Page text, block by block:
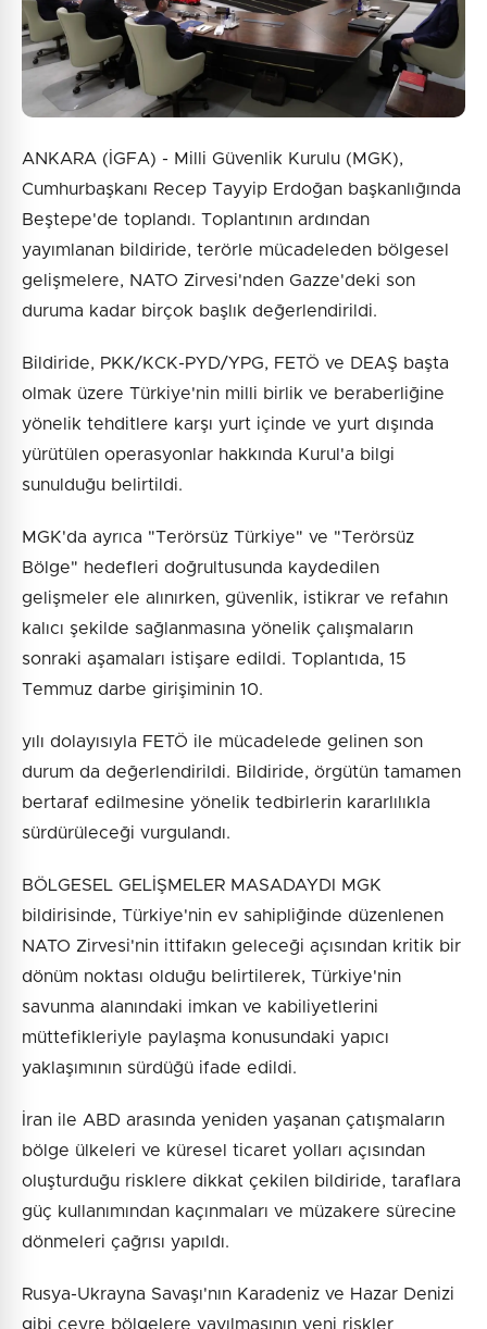
ANKARA (İGFA) - Milli Güvenlik Kurulu (MGK),
Cumhurbaşkanı Recep Tayyip Erdoğan başkanlığında
Beştepe'de toplandı. Toplantının ardından
yayımlanan bildiride, terörle mücadeleden bölgesel
gelişmelere, NATO Zirvesi'nden Gazze'deki son
duruma kadar birçok başlık değerlendirildi.
Bildiride, PKK/KCK-PYD/YPG, FETÖ ve DEAŞ başta
olmak üzere Türkiye'nin milli birlik ve beraberliğine
yönelik tehditlere karşı yurt içinde ve yurt dışında
yürütülen operasyonlar hakkında Kurul'a bilgi
sunulduğu belirtildi.
MGK'da ayrıca "Terörsüz Türkiye" ve "Terörsüz
Bölge" hedefleri doğrultusunda kaydedilen
gelişmeler ele alınırken, güvenlik, istikrar ve refahın
kalıcı şekilde sağlanmasına yönelik çalışmaların
sonraki aşamaları istişare edildi. Toplantıda, 15
Temmuz darbe girişiminin 10.
yılı dolayısıyla FETÖ ile mücadelede gelinen son
durum da değerlendirildi. Bildiride, örgütün tamamen
bertaraf edilmesine yönelik tedbirlerin kararlılıkla
sürdürüleceği vurgulandı.
BÖLGESEL GELİŞMELER MASADAYDI MGK
bildirisinde, Türkiye'nin ev sahipliğinde düzenlenen
NATO Zirvesi'nin ittifakın geleceği açısından kritik bir
dönüm noktası olduğu belirtilerek, Türkiye'nin
savunma alanındaki imkan ve kabiliyetlerini
müttefikleriyle paylaşma konusundaki yapıcı
yaklaşımının sürdüğü ifade edildi.
İran ile ABD arasında yeniden yaşanan çatışmaların
bölge ülkeleri ve küresel ticaret yolları açısından
oluşturduğu risklere dikkat çekilen bildiride, taraflara
güç kullanımından kaçınmaları ve müzakere sürecine
dönmeleri çağrısı yapıldı.
Rusya-Ukrayna Savaşı'nın Karadeniz ve Hazar Denizi
gibi çevre bölgelere yayılmasının yeni riskler